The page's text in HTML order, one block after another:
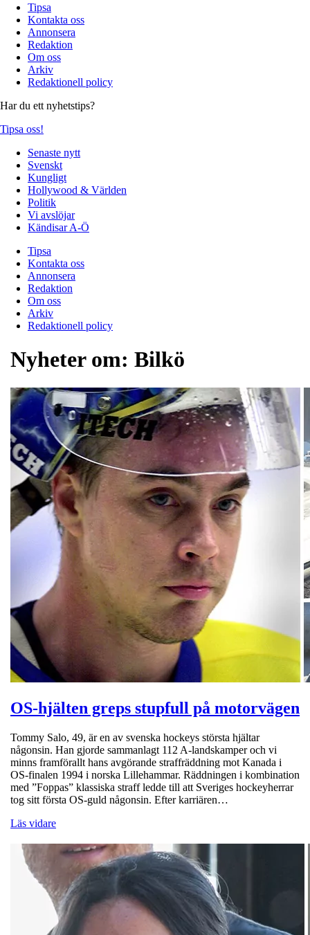
Tipsa
Kontakta oss
Annonsera
Redaktion
Om oss
Arkiv
Redaktionell policy
Har du ett nyhetstips?
Tipsa oss!
Senaste nytt
Svenskt
Kungligt
Hollywood & Världen
Politik
Vi avslöjar
Kändisar A-Ö
Tipsa
Kontakta oss
Annonsera
Redaktion
Om oss
Arkiv
Redaktionell policy
Nyheter om: Bilkö
OS-hjälten greps stupfull på motorvägen
Tommy Salo, 49, är en av svenska hockeys största hjältar
någonsin. Han gjorde sammanlagt 112 A-landskamper och vi
minns framförallt hans avgörande straffräddning mot Kanada i
OS-finalen 1994 i norska Lillehammar. Räddningen i kombination
med ”Foppas” klassiska straff ledde till att Sveriges hockeyherrar
tog sitt första OS-guld någonsin. Efter karriären…
Läs vidare